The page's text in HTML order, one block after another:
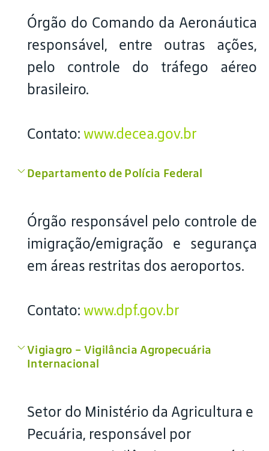
Órgão do Comando da Aeronáutica
responsável, entre outras ações,
pelo controle do tráfego aéreo
brasileiro.
Contato: www.decea.gov.br
Departamento de Polícia Federal
Órgão responsável pelo controle de
imigração/emigração e segurança
em áreas restritas dos aeroportos.
Contato: www.dpf.gov.br
Vigiagro – Vigilância Agropecuária
Internacional
Setor do Ministério da Agricultura e
Pecuária, responsável por